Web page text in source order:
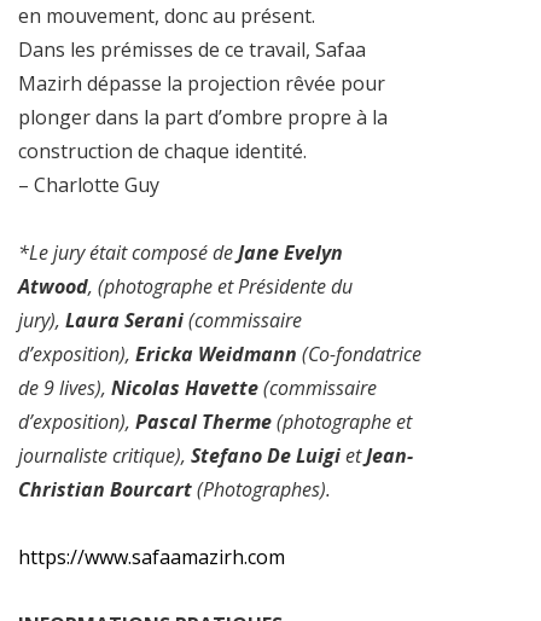
en mouvement, donc au présent.
Dans les prémisses de ce travail, Safaa
Mazirh dépasse la projection rêvée pour
plonger dans la part d’ombre propre à la
construction de chaque identité.
– Charlotte Guy
*Le jury était composé deJane Evelyn
Atwood, (photographe et Présidente du
jury), Laura Serani(commissaire
d’exposition), Ericka Weidmann (Co-fondatrice
de 9 lives), Nicolas Havette(commissaire
d’exposition), Pascal Therme(photographe et
journaliste critique), Stefano De LuigietJean-
Christian Bourcart(Photographes).
https://www.safaamazirh.com